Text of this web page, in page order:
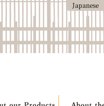
Japanese